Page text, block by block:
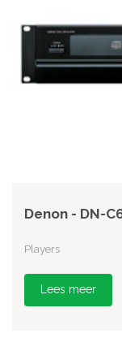
Denon - DN-
Players
Lees meer